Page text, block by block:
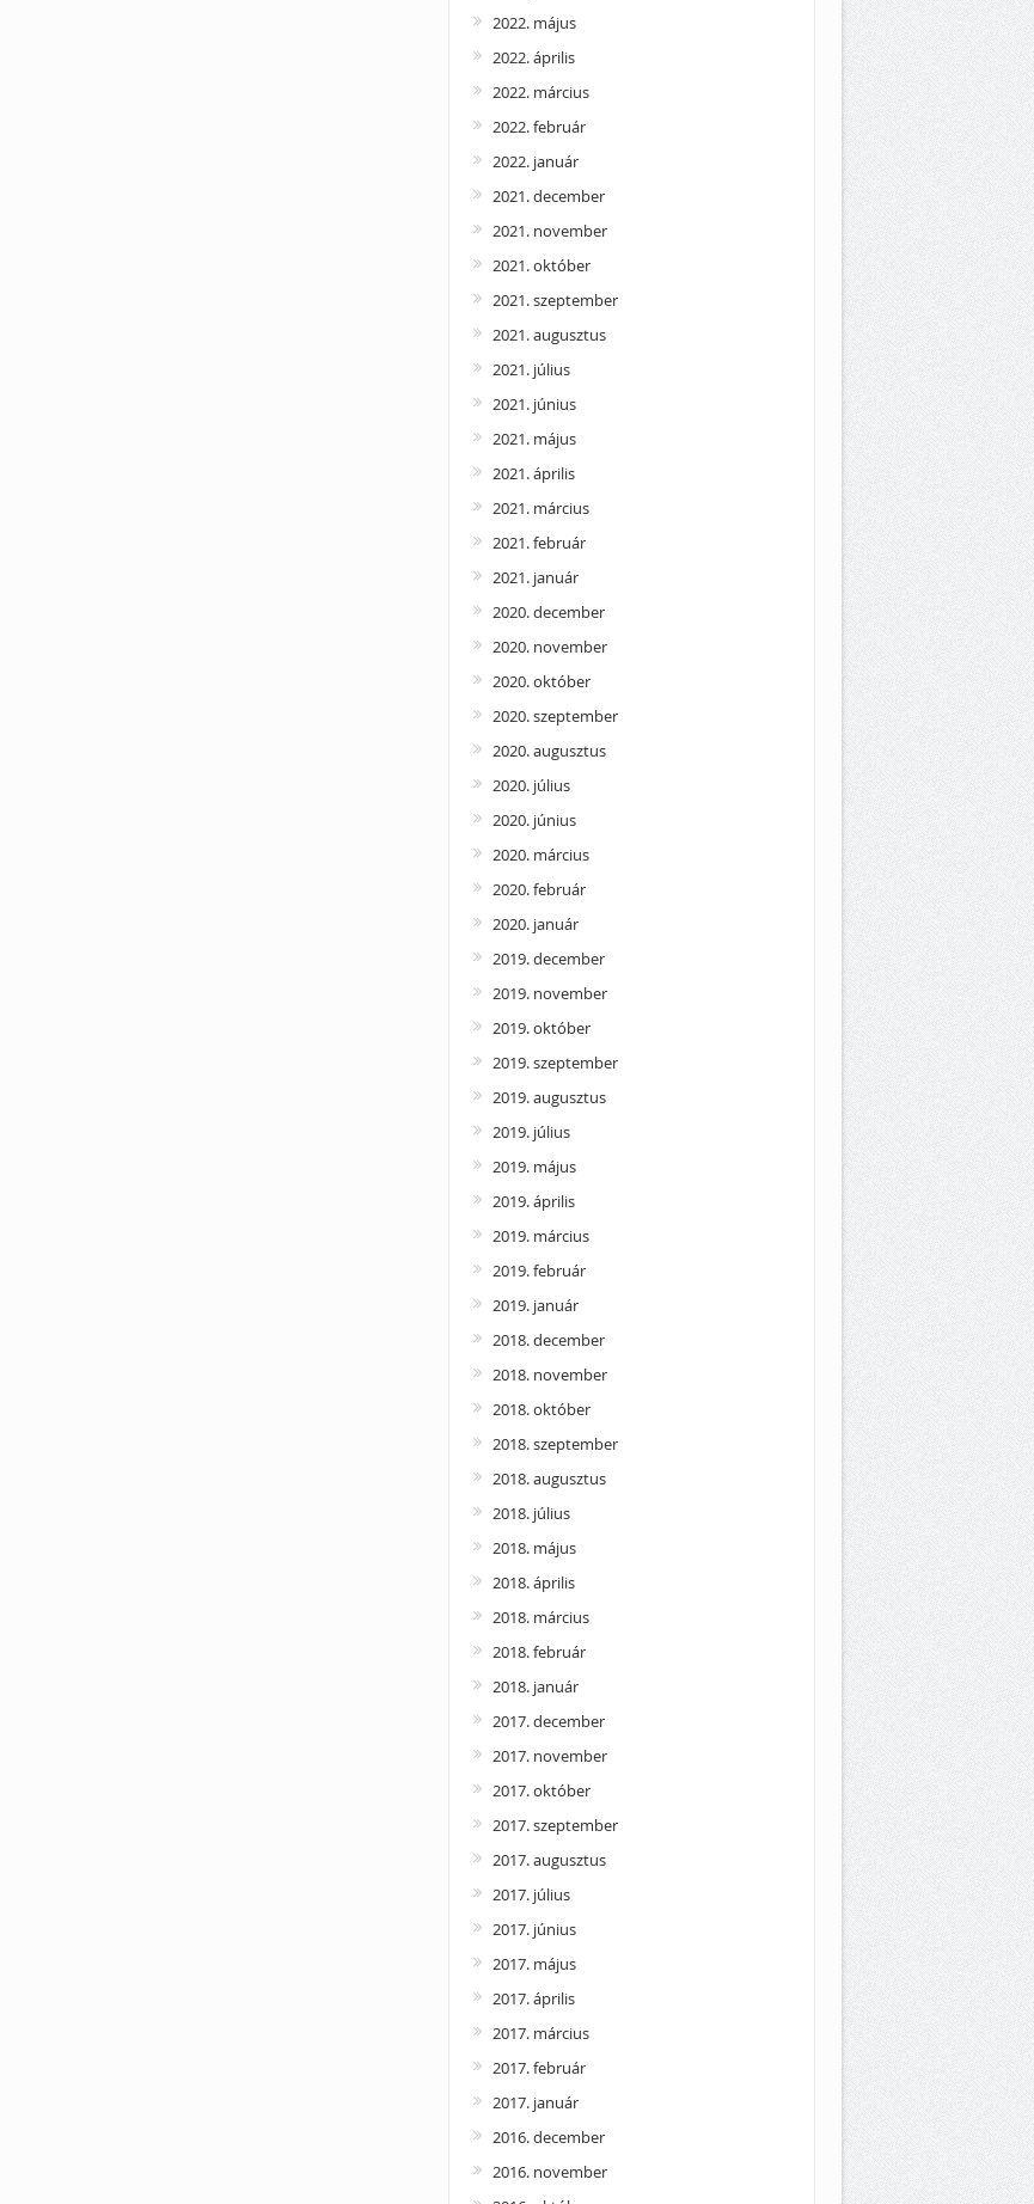
2022. május
2022. április
2022. március
2022. február
2022. január
2021. december
2021. november
2021. október
2021. szeptember
2021. augusztus
2021. július
2021. június
2021. május
2021. április
2021. március
2021. február
2021. január
2020. december
2020. november
2020. október
2020. szeptember
2020. augusztus
2020. július
2020. június
2020. március
2020. február
2020. január
2019. december
2019. november
2019. október
2019. szeptember
2019. augusztus
2019. július
2019. május
2019. április
2019. március
2019. február
2019. január
2018. december
2018. november
2018. október
2018. szeptember
2018. augusztus
2018. július
2018. május
2018. április
2018. március
2018. február
2018. január
2017. december
2017. november
2017. október
2017. szeptember
2017. augusztus
2017. július
2017. június
2017. május
2017. április
2017. március
2017. február
2017. január
2016. december
2016. november